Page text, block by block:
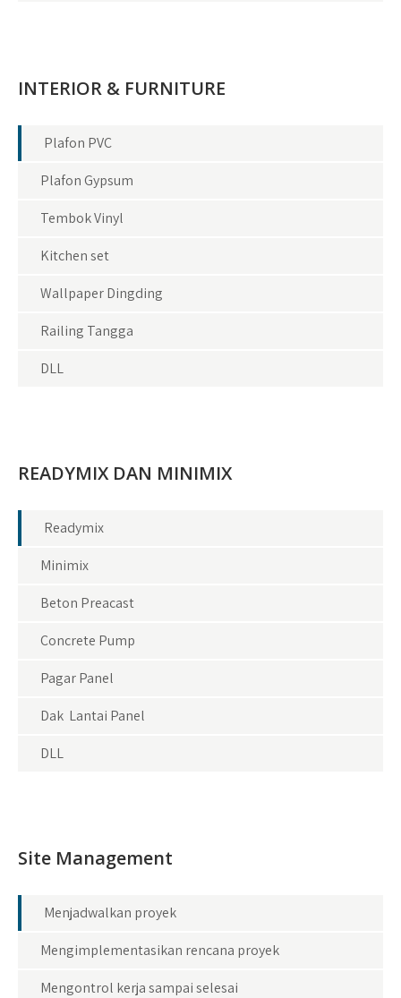
INTERIOR & FURNITURE
Plafon PVC
Plafon Gypsum
Tembok Vinyl
Kitchen set
Wallpaper Dingding
Railing Tangga
DLL
READYMIX DAN MINIMIX
Readymix
Minimix
Beton Preacast
Concrete Pump
Pagar Panel
Dak Lantai Panel
DLL
Site Management
Menjadwalkan proyek
Mengimplementasikan rencana proyek
Mengontrol kerja sampai selesai